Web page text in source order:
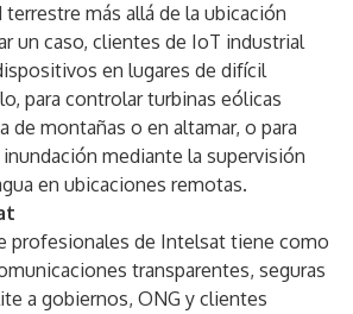
terrestre más allá de la ubicación
un caso, clientes de IoT industrial
en lugares de difícil
para controlar turbinas eólicas
de montañas o en altamar, o para
mediante la supervisión
en ubicaciones remotas.
profesionales de Intelsat tiene como
transparentes, seguras
a gobiernos, ONG y clientes